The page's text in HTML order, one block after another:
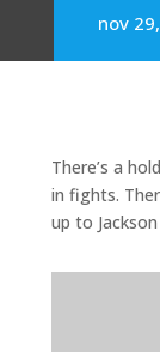
nov
There’s a
in fights.
up to